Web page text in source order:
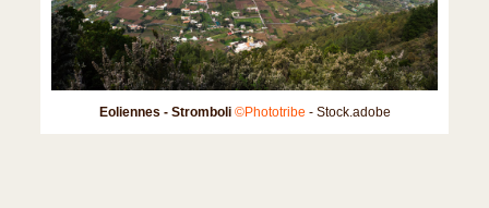
Eoliennes - Stromboli ©Phototribe - Stock.adobe